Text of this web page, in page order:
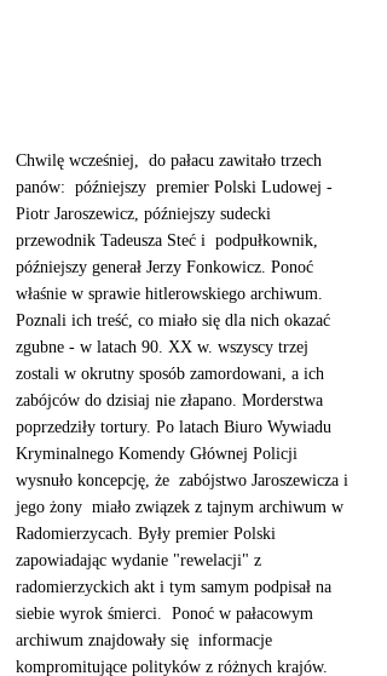
Chwilę wcześniej,  do pałacu zawitało trzech
panów:  późniejszy  premier Polski Ludowej -
Piotr Jaroszewicz, późniejszy sudecki
przewodnik Tadeusza Steć i  podpułkownik,
późniejszy generał Jerzy Fonkowicz. Ponoć
właśnie w sprawie hitlerowskiego archiwum.
Poznali ich treść, co miało się dla nich okazać
zgubne - w latach 90. XX w. wszyscy trzej
zostali w okrutny sposób zamordowani, a ich
zabójców do dzisiaj nie złapano. Morderstwa
poprzedziły tortury. Po latach Biuro Wywiadu
Kryminalnego Komendy Głównej Policji
wysnuło koncepcję, że  zabójstwo Jaroszewicza i
jego żony  miało związek z tajnym archiwum w
Radomierzycach. Były premier Polski
zapowiadając wydanie "rewelacji" z
radomierzyckich akt i tym samym podpisał na
siebie wyrok śmierci.  Ponoć w pałacowym
archiwum znajdowały się  informacje
kompromitujące polityków z różnych krajów.